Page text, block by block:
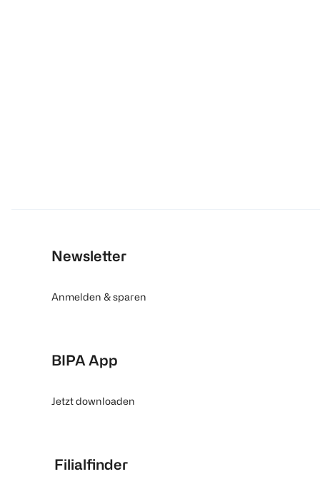
Newsletter
Anmelden & sparen
BIPA App
Jetzt downloaden
Filialfinder